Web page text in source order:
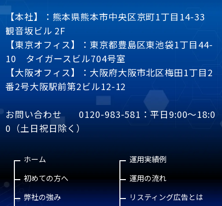
【本社】：熊本県熊本市中央区京町1丁目14-33
観音坂ビル 2F
【東京オフィス】：東京都豊島区東池袋1丁目44-
10 タイガースビル704号室
【大阪オフィス】：大阪府大阪市北区梅田1丁目2
番2号大阪駅前第2ビル12-12
お問い合わせ 0120-983-581 ：平日9:00～18:0
0（土日祝日除く）
運用実績例
運用の流れ
リスティング広告とは
ホーム
初めての方へ
弊社の強み